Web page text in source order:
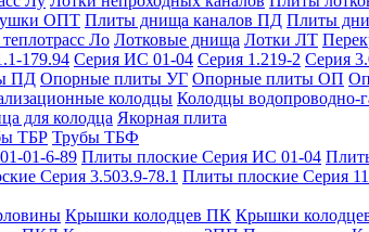
ОПТ Плиты днища каналов ПД Плиты
Ло Лотковые днища Лотки ЛТ
179.94 Серия ИС 01-04 Серия 1.219-2 Серия
ПД Опорные плиты УГ Опорные плиты ОП
колодцы Колодцы водопроводно-
для колодца Якорная плита
ТБР Трубы ТБФ
01-6-89 Плиты плоские Серия ИС 01-04
Серия 3.503.9-78.1 Плиты плоские Серия
Крышки колодцев ПК Крышки